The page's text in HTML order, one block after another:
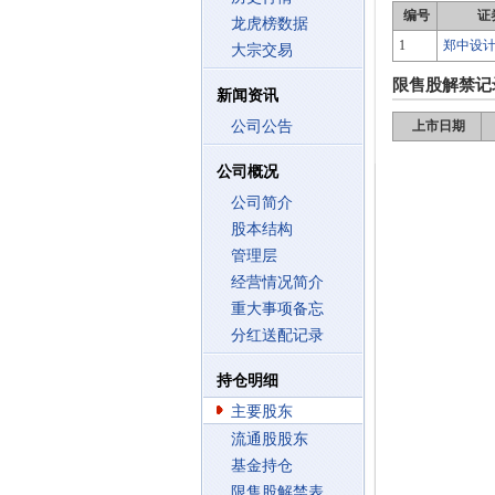
龙虎榜数据
大宗交易
新闻资讯
公司公告
公司概况
公司简介
股本结构
管理层
经营情况简介
重大事项备忘
分红送配记录
持仓明细
主要股东
流通股股东
基金持仓
编号
证
1
郑中设计
限售股解禁记
上市日期